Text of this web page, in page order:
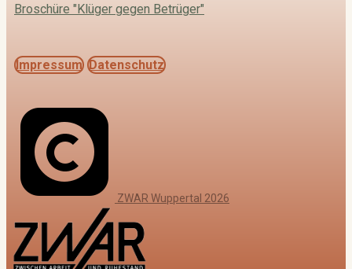
Broschüre "Klüger gegen Betrüger"
Impressum Datenschutz
ZWAR Wuppertal 2026